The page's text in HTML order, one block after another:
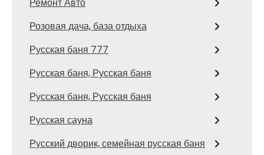
Розовая дача, база отдыха
Русская баня 777
Русская баня, Русская баня
Русская баня, Русская баня
Русская сауна
Русский дворик, семейная русская баня